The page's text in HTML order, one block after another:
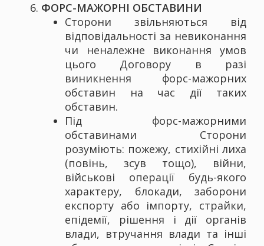
ФОРС-МАЖОРНІ ОБСТАВИНИ
Сторони звільняються від
відповідальності за невиконання
чи неналежне виконання умов
цього Договору в разі
виникнення форс-мажорних
обставин на час дії таких
обставин.
Під форс-мажорними
обставинами Сторони
розуміють: пожежу, стихійні лиха
(повінь, зсув тощо), війни,
військові операції будь-якого
характеру, блокади, заборони
експорту або імпорту, страйки,
епідемії, рішення і дії органів
влади, втручання влади та інші